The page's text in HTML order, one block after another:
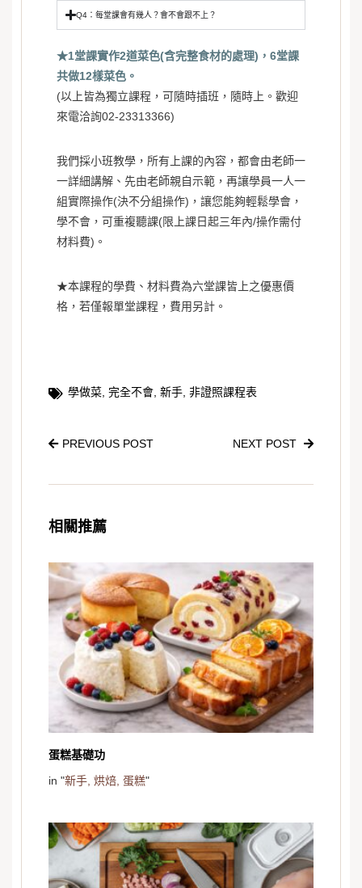
Q4：每堂課會有幾人？會不會跟不上？
★1堂課實作2道菜色(含完整食材的處理)，6堂課
共做12樣菜色。
(以上皆為獨立課程，可隨時插班，隨時上。歡迎
來電洽詢02-23313366)
我們採小班教學，所有上課的內容，都會由老師一
一詳細講解、先由老師親自示範，再讓學員一人一
組實際操作(決不分組操作)，讓您能夠輕鬆學會，
學不會，可重複聽課(限上課日起三年內/操作需付
材料費)。
★本課程的學費、材料費為六堂課皆上之優惠價
格，若僅報單堂課程，費用另計。
學做菜, 完全不會, 新手, 非證照課程表
PREVIOUS POST NEXT POST
相關推薦
蛋糕基礎功
in "新手, 烘焙, 蛋糕"